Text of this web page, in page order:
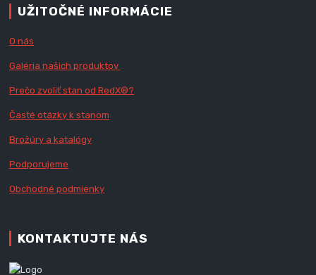
UŽITOČNÉ INFORMÁCIE
O nás
Galéria našich produktov
Prečo zvoliť stan od RedX®?
Časté otázky k stanom
Brožúry a katalógy
Podporujeme
Obchodné podmienky
KONTAKTUJTE NÁS